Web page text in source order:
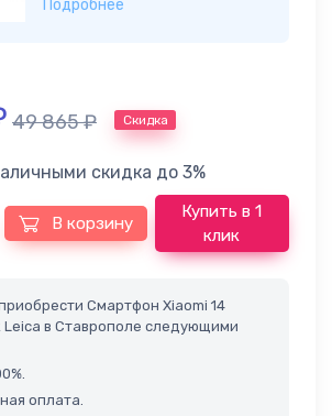
Подробнее
49 865₽ Скидка
скидка до 3%
В корзину
Купить в 1
клик
Смартфон Xiaomi 14
Leica в Ставрополе следующими
оплата.